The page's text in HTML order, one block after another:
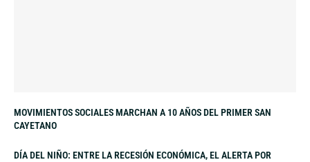
MOVIMIENTOS SOCIALES MARCHAN A 10 AÑOS DEL PRIMER SAN
CAYETANO
DÍA DEL NIÑO: ENTRE LA RECESIÓN ECONÓMICA, EL ALERTA POR